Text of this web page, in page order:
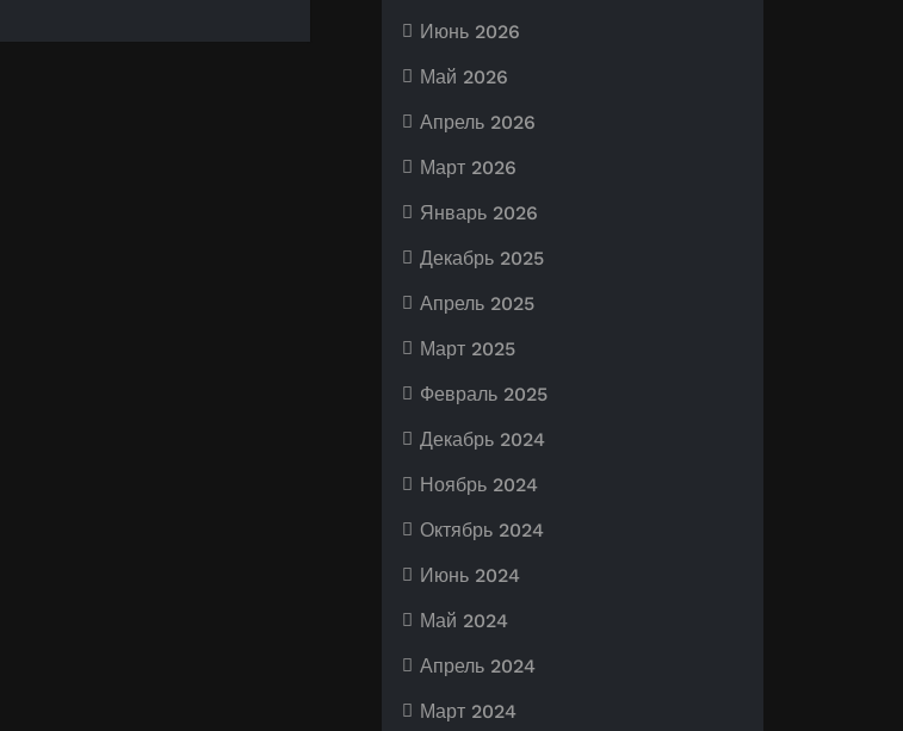
Июнь 2026
Май 2026
Апрель 2026
Март 2026
Январь 2026
Декабрь 2025
Апрель 2025
Март 2025
Февраль 2025
Декабрь 2024
Ноябрь 2024
Октябрь 2024
Июнь 2024
Май 2024
Апрель 2024
Март 2024